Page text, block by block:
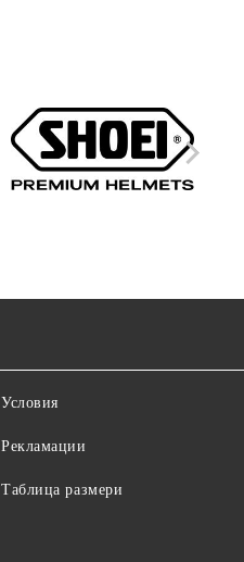
Условия
Рекламации
Таблица размери